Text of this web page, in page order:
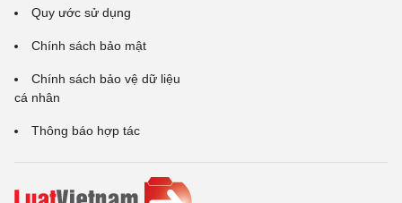
Quy ước sử dụng
Chính sách bảo mật
Chính sách bảo vệ dữ liệu
cá nhân
Thông báo hợp tác